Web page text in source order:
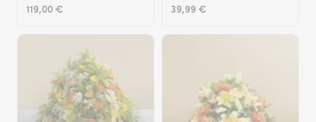
119,00 € 39,99 €